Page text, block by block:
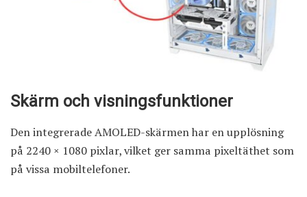
Skärm och visningsfunktioner
Den integrerade AMOLED-skärmen har en upplösning
på 2240 × 1080 pixlar, vilket ger samma pixeltäthet som
på vissa mobiltelefoner.